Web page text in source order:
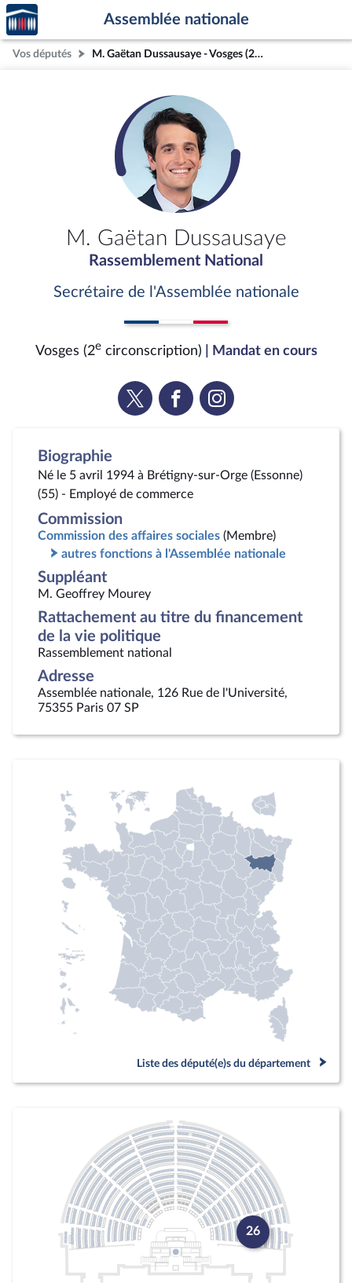
Aller au contenu
Aller en bas de la page
Accèder
à la
page
d'accueil
Assemblée nationale
Vos députés M. Gaëtan Dussausaye - Vosges (2e circonscription)
M. Gaëtan Dussausaye
Rassemblement National
Secrétaire de l'Assemblée nationale
Vosges (2ecirconscription) | Mandat en cours
Voir
la
Voir
la
Voir
la
Biographie
Né le 5 avril 1994 à Brétigny-sur-Orge (Essonne)
(55) - Employé de commerce
Commission
Commission des affaires sociales (Membre)
autres fonctions à l'Assemblée nationale
Suppléant
M. Geoffrey Mourey
Rattachement au titre du financement
de la vie politique
Rassemblement national
Adresse
Assemblée nationale, 126 Rue de l'Université,
75355 Paris 07 SP
Liste des député(e)s du département
26